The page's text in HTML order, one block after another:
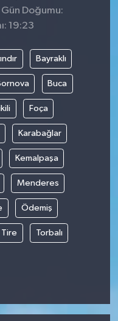
Doğumu:
19:23
Bayraklı
Buca
Foça
Karabağlar
Kemalpaşa
Menderes
Ödemiş
Tire Torbalı